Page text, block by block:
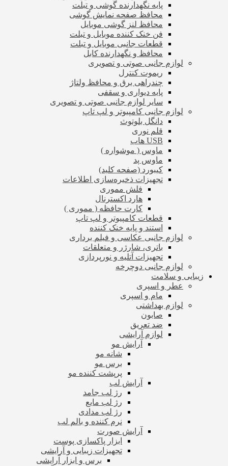
پایه نگهدارنده گوشی و تبلت
محافظ صفحه نمایش گوشی
محافظ لنز گوشی موبایل
فن خنک کننده موبایل و تبلت
قطعات جانبی موبایل و تبلت
محافظ و نگهدارنده کابل
لوازم جانبی صوتی و تصویری
ریموت کنترل
چندراهی برق و محافظ ولتاژ
پایه دیواری و سقفی
سایر لوازم جانبی صوتی و تصویری
لوازم جانبی کامپیوتر و لپ تاپ
دانگل بلوتوث
قلم نوری
USB هاب
ماوس ( موشواره )
ماوس پد
کیبورد (صفحه کلید)
تجهیزات ذخیره‌سازی اطلاعات
فلش مموری
هارد اکسترنال
کارت حافظه ( مموری )
قطعات کامپیوتر و لپ تاپ
استند و پایه خنک کننده
لوازم جانبی عکاسی و فیلم برداری
باتری، شارژر و متعلقات
تجهیزات آتلیه و نورپردازی
لوازم جانبی دوچرخه
زیبایی و سلامت
عطر و اسپری
مام و اسپری
لوازم بهداشتی
صابون
ضد تعریق
لوازم آرایشی
آرایش مو
شانه مو
برس مو
پرپشت کننده مو
آرایش لب
رژ لب جامد
رژ لب مایع
رژ لب مدادی
نرم کننده و بالم لب
آرایش صورت
ابزار پاکسازی پوست
تجهیزات زیبایی و آرایشی
برس و ابزار آرایشی